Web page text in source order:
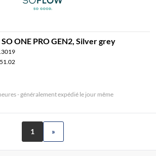
ONE PRO GEN2, Silver grey
- généralement expédié le jour même
1 »